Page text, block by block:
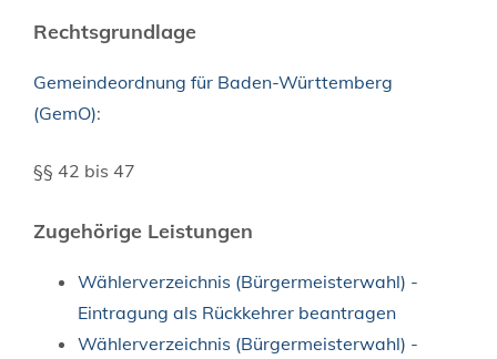
Rechtsgrundlage
Gemeindeordnung für Baden-Württemberg
(GemO):
§§ 42 bis 47
Zugehörige Leistungen
Wählerverzeichnis (Bürgermeisterwahl) -
Eintragung als Rückkehrer beantragen
Wählerverzeichnis (Bürgermeisterwahl) -